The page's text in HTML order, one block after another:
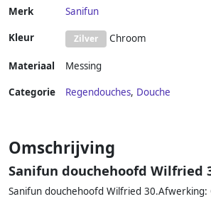
Merk Sanifun
Kleur Zilver Chroom
Materiaal Messing
Categorie Regendouches, Douche
Omschrijving
Sanifun douchehoofd Wilfried
Sanifun douchehoofd Wilfried